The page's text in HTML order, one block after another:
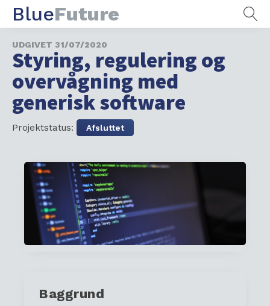
BlueFuture
UDGIVET 31/07/2020
Styring, regulering og
overvågning med
generisk software
Projektstatus: Afsluttet
Baggrund